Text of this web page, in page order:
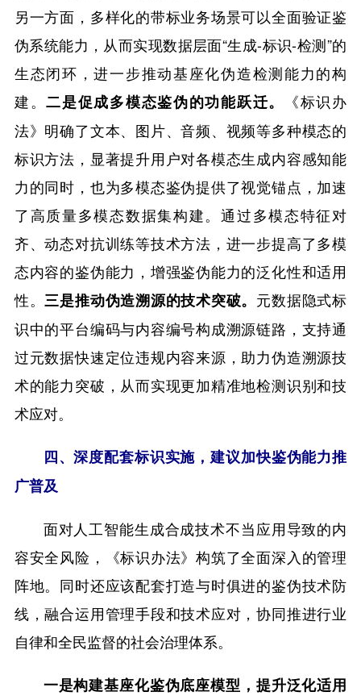
另一方面，多样化的带标业务场景可以全面验证鉴
伪系统能力，从而实现数据层面“生成-标识-检测”的
生态闭环，进一步推动基座化伪造检测能力的构
建。二是促成多模态鉴伪的功能跃迁。
《标识办
法》明确了文本、图片、音频、视频等多种模态的
标识方法，显著提升用户对各模态生成内容感知能
力的同时，也为多模态鉴伪提供了视觉锚点，加速
了高质量多模态数据集构建。通过多模态特征对
齐、动态对抗训练等技术方法，进一步提高了多模
态内容的鉴伪能力，增强鉴伪能力的泛化性和适用
性。 三是推动伪造溯源的技术突破。 元数据隐式标
识中的平台编码与内容编号构成溯源链路，支持通
过元数据快速定位违规内容来源，助力伪造溯源技
术的能力突破，从而实现更加精准地检测识别和技
术应对。
四、深度配套标识实施，建议加快鉴伪能力推
广普及
面对人工智能生成合成技术不当应用导致的内
容安全风险，《标识办法》构筑了全面深入的管理
阵地。同时还应该配套打造与时俱进的鉴伪技术防
线，融合运用管理手段和技术应对，协同推进行业
自律和全民监督的社会治理体系。
一是构建基座化鉴伪底座模型，提升泛化适用